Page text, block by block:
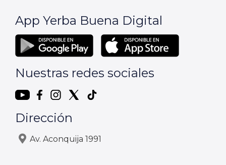
App Yerba Buena Digital
Nuestras redes sociales
Dirección
Av. Aconquija 1991